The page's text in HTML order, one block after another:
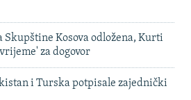
Kosova odložena, Kurti
za dogovor
i Turska potpisale zajednički